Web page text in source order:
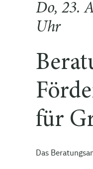
Do, 23.
Uhr
für
Das